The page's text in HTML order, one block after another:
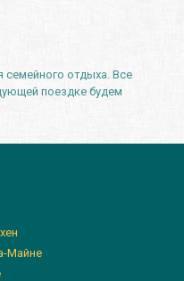
отдыха. Все
поездке будем
Майне